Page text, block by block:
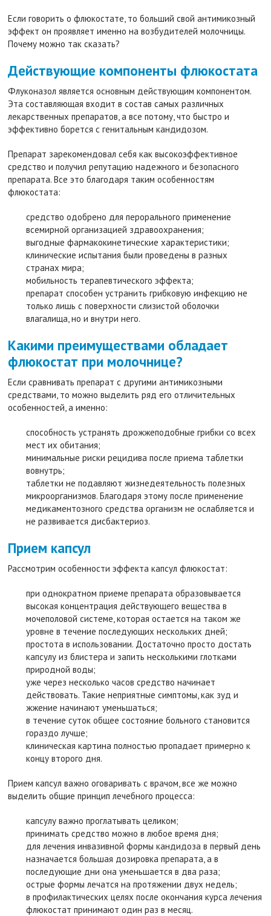
Если говорить о флюкостате, то больший свой антимикозный
эффект он проявляет именно на возбудителей молочницы.
Почему можно так сказать?
Действующие компоненты флюкостата
Флуконазол является основным действующим компонентом.
Эта составляющая входит в состав самых различных
лекарственных препаратов, а все потому, что быстро и
эффективно борется с генитальным кандидозом.
Препарат зарекомендовал себя как высокоэффективное
средство и получил репутацию надежного и безопасного
препарата. Все это благодаря таким особенностям
флюкостата:
средство одобрено для перорального применение
всемирной организацией здравоохранения;
выгодные фармакокинетические характеристики;
клинические испытания были проведены в разных
странах мира;
мобильность терапевтического эффекта;
препарат способен устранить грибковую инфекцию не
только лишь с поверхности слизистой оболочки
влагалища, но и внутри него.
Какими преимуществами обладает
флюкостат при молочнице?
Если сравнивать препарат с другими антимикозными
средствами, то можно выделить ряд его отличительных
особенностей, а именно:
способность устранять дрожжеподобные грибки со всех
мест их обитания;
минимальные риски рецидива после приема таблетки
вовнутрь;
таблетки не подавляют жизнедеятельность полезных
микроорганизмов. Благодаря этому после применение
медикаментозного средства организм не ослабляется и
не развивается дисбактериоз.
Прием капсул
Рассмотрим особенности эффекта капсул флюкостат:
при однократном приеме препарата образовывается
высокая концентрация действующего вещества в
мочеполовой системе, которая остается на таком же
уровне в течение последующих нескольких дней;
простота в использовании. Достаточно просто достать
капсулу из блистера и запить несколькими глотками
природной воды;
уже через несколько часов средство начинает
действовать. Такие неприятные симптомы, как зуд и
жжение начинают уменьшаться;
в течение суток общее состояние больного становится
гораздо лучше;
клиническая картина полностью пропадает примерно к
концу второго дня.
Прием капсул важно оговаривать с врачом, все же можно
выделить общие принцип лечебного процесса:
капсулу важно проглатывать целиком;
принимать средство можно в любое время дня;
для лечения инвазивной формы кандидоза в первый день
назначается большая дозировка препарата, а в
последующие дни она уменьшается в два раза;
острые формы лечатся на протяжении двух недель;
в профилактических целях после окончания курса лечения
флюкостат принимают один раз в месяц.